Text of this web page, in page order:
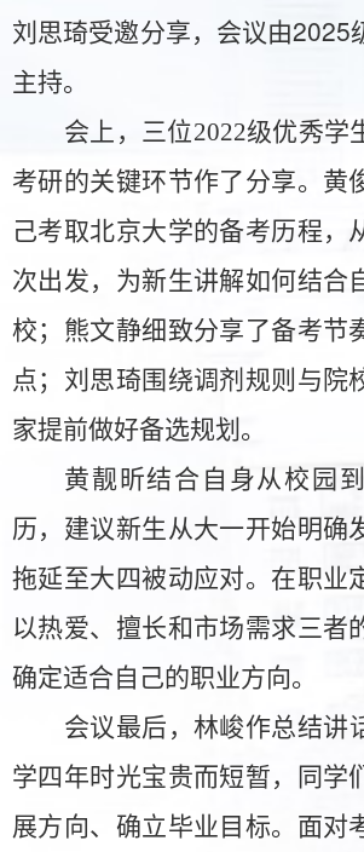
刘思琦受邀分享， 会议由2025
主持。
会上，三位2022级优秀学
考研的关键环节作了分享。 黄
己考取北京大学的备考历程，
次出发，为新生讲解如何结合
校；熊文静细致分享了备考节
点；刘思琦围绕调剂规则与院
家提前做好备选规划。
黄靓昕结合自身从校园
历，建议新生从大一开始明确
拖延至大四被动应对。在职业
以热爱、擅长和市场需求三者
确定适合自己的职业方向。
会议最后，林峻作总结讲
学四年时光宝贵而短暂，同学
展方向、确立毕业目标。面对